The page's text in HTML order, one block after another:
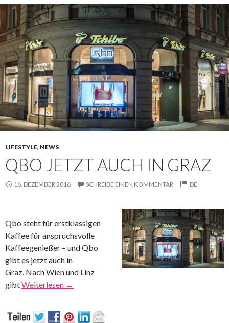
LIFESTYLE, NEWS
QBO JETZT AUCH IN GRAZ
16. DEZEMBER 2016 SCHREIBE EINEN KOMMENTAR DE
Qbo steht für erstklassigen
Kaffee für anspruchsvolle
Kaffeegenießer – und Qbo
gibt es jetzt auch in
Graz. Nach Wien und Linz
gibtWeiterlesen →